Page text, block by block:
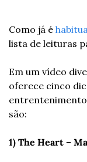
Como já é
lista de leituras
Em um vídeo
oferece cinco
são:
1) The Heart –